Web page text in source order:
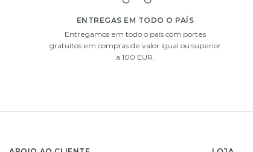
i
ENTREGAS EM TODO O PAÍS
Entregamos em todo o país com portes
gratuitos em compras de valor igual ou superior
a 100 EUR.